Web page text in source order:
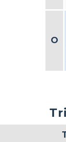
O